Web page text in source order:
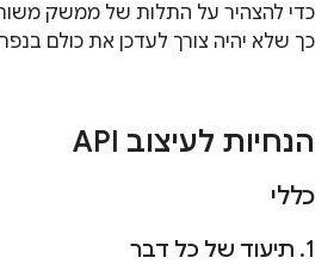
כדי להצהיר על התלות של ממשק
כך שלא יהיה צורך לעדכן את כולם
הנחיות לעיצוב API
כללי
1
. תיעוד של כל דבר